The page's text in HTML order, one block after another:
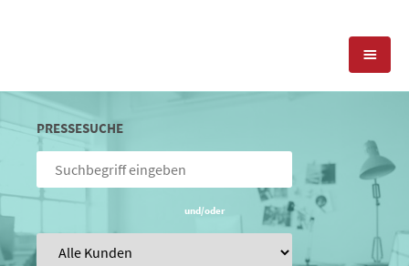
PRESSEARBEIT
SOCIAL MEDIA
PR-AGENTUR
REFERENZEN
PRESSESUCHE
und/oder